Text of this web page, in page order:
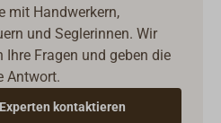
mit Handwerkern,
und Seglerinnen. Wir
Ihre Fragen und geben die
Antwort.
Experten kontaktieren